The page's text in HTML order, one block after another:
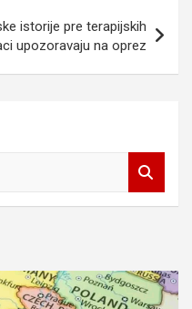
istorije pre terapijskih
upozoravaju na oprez